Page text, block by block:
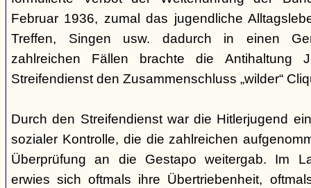
Februar 1936, zumal das jugendliche
Treffen, Singen usw. dadurch in einen
zahlreichen Fällen brachte die Antihaltung
Streifendienst den Zusammenschluss „wilder“
Durch den Streifendienst war die Hitlerjugend
sozialer Kontrolle, die die zahlreichen
Überprüfung an die Gestapo weitergab. Im
erwies sich oftmals ihre Übertriebenheit,